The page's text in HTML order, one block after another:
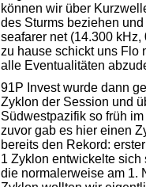
können wir über
des Sturms beziehen
seafarer net (14.300
zu hause schickt uns Flo
alle Eventualitäten
91P Invest wurde dann
Zyklon der Session und
Südwestpazifik so früh
zuvor gab es hier einen
bereits den Rekord:
1 Zyklon entwickelte
die normalerweise am 1.